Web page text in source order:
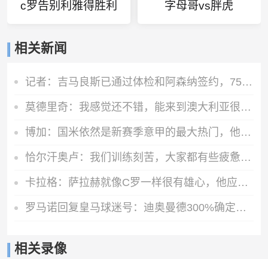
c罗告别利雅得胜利 字母哥vs胖虎
相关新闻
记者：吉马良斯已通过体检和阿森纳签约，7500万镑分期3年支付
莫德里奇：我感觉还不错，能来到澳大利亚很棒，希望球队继续提高
博加：国米依然是新赛季意甲的最大热门，他们是卫冕冠军
恰尔汗奥卢：我们训练刻苦，大家都有些疲惫但储备体能至关重要
卡拉格：萨拉赫就像C罗一样很有雄心，他应该去意甲而不是土耳其
罗马诺回复皇马球迷号：迪奥曼德300%确定加盟皇马
相关录像